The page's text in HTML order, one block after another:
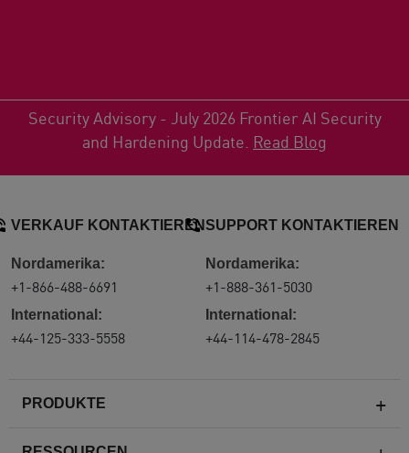
Security Advisory - July 2026 Frontier AI Security
and Hardening Update. Read Blog
PRODUKTE
VERKAUF KONTAKTIEREN
Nordamerika:
+1-866-488-6691
International:
+44-125-333-5558
SUPPORT KONTAKTIEREN
Nordamerika:
+1-888-361-5030
International:
+44-114-478-2845